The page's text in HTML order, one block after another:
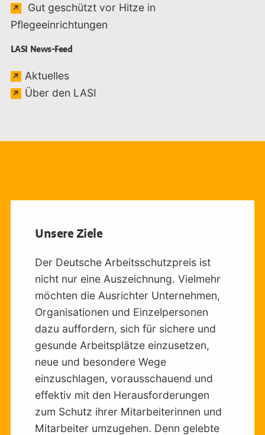
Gut geschützt vor Hitze in
PflegeeinrichtungenLink öffnet sich in einem
LASI News-Feed
AktuellesLink öffnet sich in einem externen
Über den LASI
Unsere Ziele
Der Deutsche Arbeitsschutzpreis ist
nicht nur eine Auszeichnung. Vielmehr
möchten die Ausrichter Unternehmen,
Organisationen und Einzelpersonen
dazu auffordern, sich für sichere und
gesunde Arbeitsplätze einzusetzen,
neue und besondere Wege
einzuschlagen, vorausschauend und
effektiv mit den Herausforderungen
zum Schutz ihrer Mitarbeiterinnen und
Mitarbeiter umzugehen. Denn gelebte